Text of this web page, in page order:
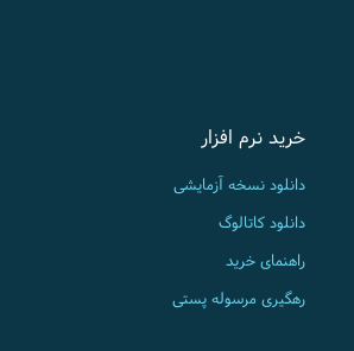
خرید نرم افزار
دانلود نسخه آزمایشی
دانلود کاتالوگ
راهنمای خرید
رهگیری مرسوله پستی